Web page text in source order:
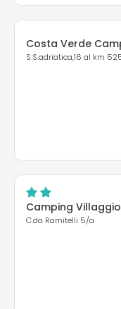
Costa Verde
S.S.adriatica,16 al km
Camping
C.da Ramitelli 5/a